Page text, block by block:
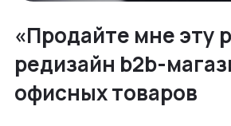
«Продайте мне эту
редизайн b2b-
офисных товаров